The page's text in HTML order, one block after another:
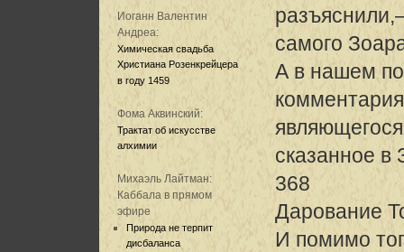
Иоганн Валентин
Андреа:
Химическая свадьба
Христиана Розенкрейцера
в году 1459
Фома Аквинский:
Трактат об искусстве
алхимии
Михаэль Лайтман:
Каббала в прямом
эфире
Природа не терпит
дисбаланса
самого
А в нашем
сказанное в
368
Дарование
И помимо